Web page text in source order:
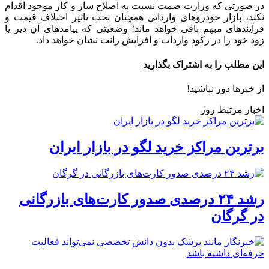
در صورتی که وزارت صمت نسبت به اصلاح ساز و کار موجود اقدام
نکند، بازار خودروهای وارداتی همچنان تحت‌ تاثیر اختلاف قیمت و
فرآیندهای مبهم باقی خواهد ماند؛ وضعیتی که پیامدهای آن دیر یا
زود خود را در رکود واردات و افزایش رانت نشان خواهد داد.
این مطلب را به اشتراک بگذارید
از خبرها دور نباشید!
اخبار مرتبط روز
برترین مراکز خرید لگو در بازار ایران
رشد ۲۴ درصدی صدور کارت‌های بازرگانی
در گرگان